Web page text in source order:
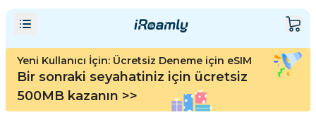
Yeni Kullanıcı İçin: Ücretsiz Deneme için eSIM
Bir sonraki seyahatiniz için ücretsiz
500MB kazanın >>